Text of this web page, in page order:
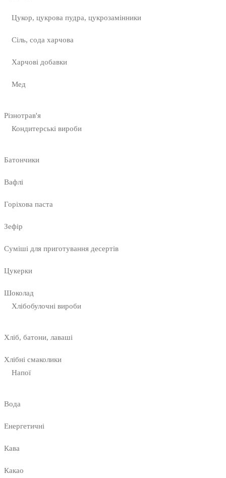
Цукор, цукрова пудра, цукрозамінники
Сіль, сода харчова
Харчові добавки
Мед
Різнотрав'я
Кондитерські вироби
Батончики
Вафлі
Горіхова паста
Зефір
Суміші для приготування десертів
Цукерки
Шоколад
Хлібобулочні вироби
Хліб, батони, лаваші
Хлібні смаколики
Напої
Вода
Енергетичні
Кава
Какао